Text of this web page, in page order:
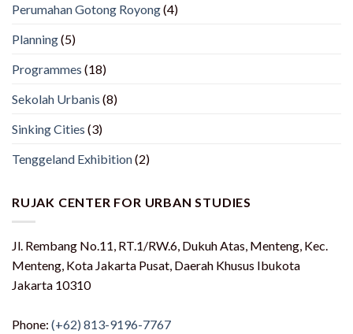
Perumahan Gotong Royong(4)
Planning(5)
Programmes (18)
Sekolah Urbanis (8)
Sinking Cities (3)
Tenggeland Exhibition(2)
RUJAK CENTER FOR URBAN STUDIES
Jl. Rembang No.11, RT.1/RW.6, Dukuh Atas, Menteng, Kec.
Menteng, Kota Jakarta Pusat, Daerah Khusus Ibukota
Jakarta 10310
Phone: (+62) 813-9196-7767